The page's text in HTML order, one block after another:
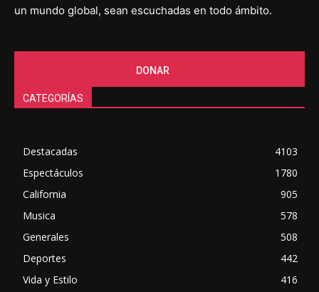
un mundo global, sean escuchadas en todo ámbito.
DONAR
CATEGORÍAS
Destacadas
4103
Espectáculos
1780
California
905
Musica
578
Generales
508
Deportes
442
Vida y Estilo
416